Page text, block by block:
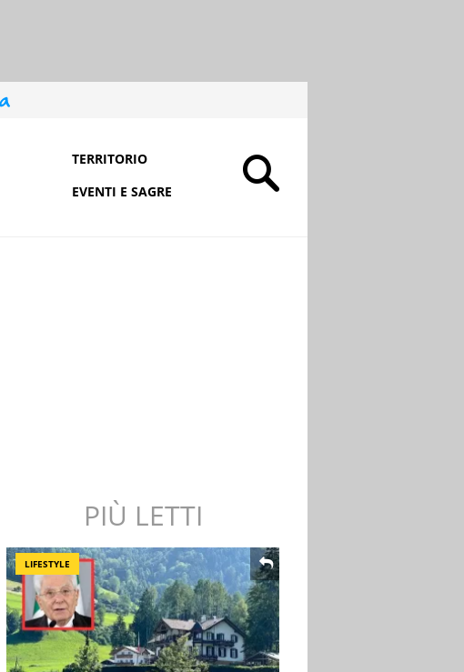
TERRITORIO
EVENTI E SAGRE
PIÙ LETTI
LIFESTYLE